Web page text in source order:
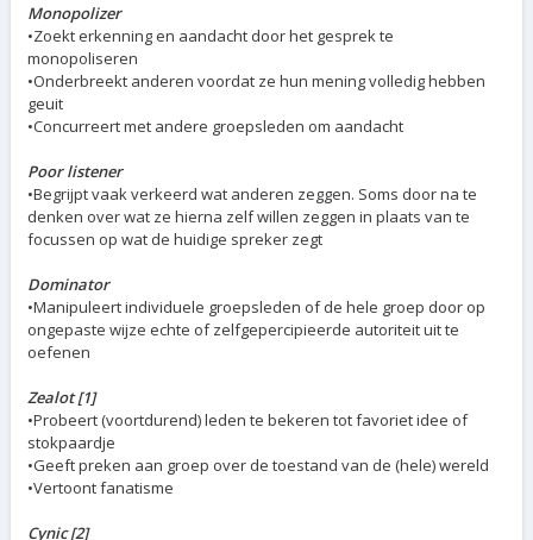
Monopolizer
•Zoekt erkenning en aandacht door het gesprek te
monopoliseren
•Onderbreekt anderen voordat ze hun mening volledig hebben
geuit
•Concurreert met andere groepsleden om aandacht
Poor listener
•Begrijpt vaak verkeerd wat anderen zeggen. Soms door na te
denken over wat ze hierna zelf willen zeggen in plaats van te
focussen op wat de huidige spreker zegt
Dominator
•Manipuleert individuele groepsleden of de hele groep door op
ongepaste wijze echte of zelfgepercipieerde autoriteit uit te
oefenen
Zealot [1]
•Probeert (voortdurend) leden te bekeren tot favoriet idee of
stokpaardje
•Geeft preken aan groep over de toestand van de (hele) wereld
•Vertoont fanatisme
Cynic [2]